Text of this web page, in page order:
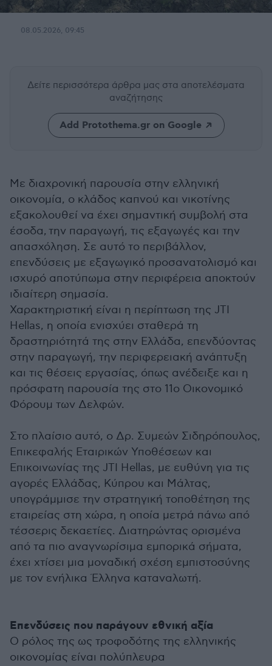
08.05.2026, 09:45
Δείτε περισσότερα άρθρα μας στα αποτελέσματα
αναζήτησης
Add Protothema.gr on Google
Με διαχρονική παρουσία στην ελληνική
οικονομία, ο κλάδος καπνού και νικοτίνης
εξακολουθεί να έχει σημαντική συμβολή στα
έσοδα, την παραγωγή, τις εξαγωγές και την
απασχόληση. Σε αυτό το περιβάλλον,
επενδύσεις με εξαγωγικό προσανατολισμό και
ισχυρό αποτύπωμα στην περιφέρεια αποκτούν
ιδιαίτερη σημασία.
Χαρακτηριστική είναι η περίπτωση της JTI
Hellas, η οποία ενισχύει σταθερά τη
δραστηριότητά της στην Ελλάδα, επενδύοντας
στην παραγωγή, την περιφερειακή ανάπτυξη
και τις θέσεις εργασίας, όπως ανέδειξε και η
πρόσφατη παρουσία της στο 11ο Οικονομικό
Φόρουμ των Δελφών.
Στο πλαίσιο αυτό, ο Δρ. Συμεών Σιδηρόπουλος,
Επικεφαλής Εταιρικών Υποθέσεων και
Επικοινωνίας της JTI Hellas, με ευθύνη για τις
αγορές Ελλάδας, Κύπρου και Μάλτας,
υπογράμμισε την στρατηγική τοποθέτηση της
εταιρείας στη χώρα, η οποία μετρά πάνω από
τέσσερις δεκαετίες. Διατηρώντας ορισμένα
από τα πιο αναγνωρίσιμα εμπορικά σήματα,
έχει χτίσει μια μοναδική σχέση εμπιστοσύνης
με τον ενήλικα Έλληνα καταναλωτή.
Επενδύσεις που παράγουν εθνική αξία
Ο ρόλος της ως τροφοδότης της ελληνικής
οικονομίας είναι πολύπλευρα